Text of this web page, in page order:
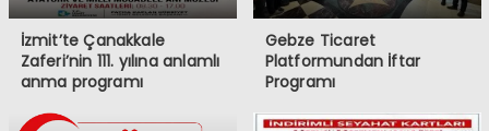
İzmit’te Çanakkale
Zaferi’nin 111. yılına anlamlı
anma programı
Gebze Ticaret
Platformundan İftar
Programı